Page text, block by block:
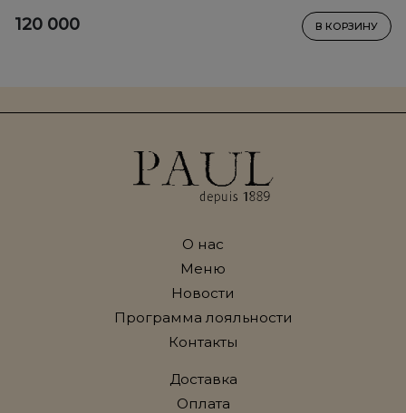
120 000 В КОРЗИНУ
О нас
Меню
Новости
Программа лояльности
Контакты
Доставка
Оплата